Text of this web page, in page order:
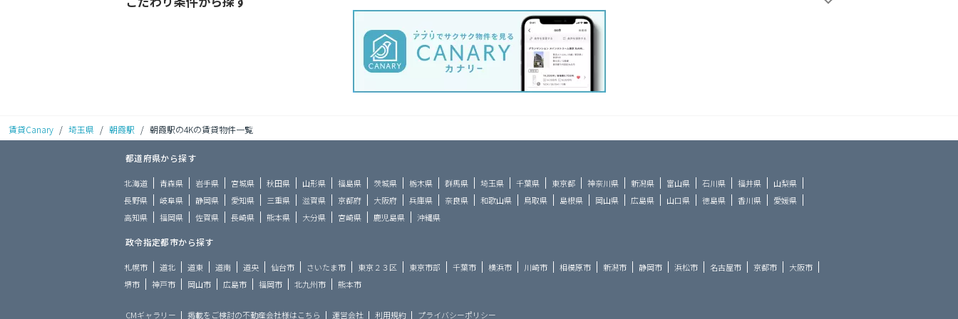
賃貸Canary / 埼玉県 / 朝霞駅 / 朝霞駅の4Kの賃貸物件一覧
都道府県から探す
北海道 青森県 岩手県 宮城県 秋田県 山形県 福島県 茨城県 栃木県 群馬県 埼玉県 千葉県 東京都 神奈川県 新潟県 富山県 石川県 福井県
山梨県
長野県
岐阜県 静岡県 愛知県 三重県 滋賀県 京都府 大阪府 兵庫県 奈良県 和歌山県 鳥取県 島根県 岡山県 広島県 山口県 徳島県 香川県
愛媛県
高知県
福岡県 佐賀県 長崎県 熊本県 大分県 宮崎県 鹿児島県 沖縄県
政令指定都市から探す
札幌市 道北 道東 道南 道央 仙台市 さいたま市 東京２３区 東京市部 千葉市 横浜市 川崎市 相模原市 新潟市 静岡市 浜松市 名古屋市 京都市
大阪市
堺市
神戸市 岡山市 広島市 福岡市 北九州市 熊本市
CMギャラリー 掲載をご検討の不動産会社様はこちら 運営会社 利用規約 プライバシーポリシー